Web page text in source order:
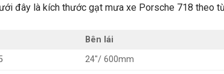
đây là kích thước gạt mưa xe Porsche 718 theo
Bên lái
24″/ 600mm